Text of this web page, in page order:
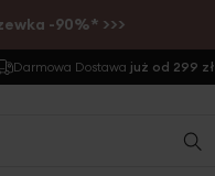
-90%* >>>
Darmowa Dostawa już od 299 zł